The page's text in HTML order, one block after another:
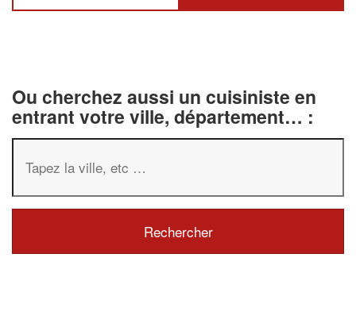
Ou cherchez aussi un cuisiniste en
entrant votre ville, département… :